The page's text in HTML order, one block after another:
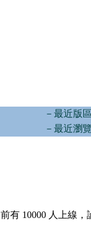
－最近版
－最近瀏
有 10000 人上線